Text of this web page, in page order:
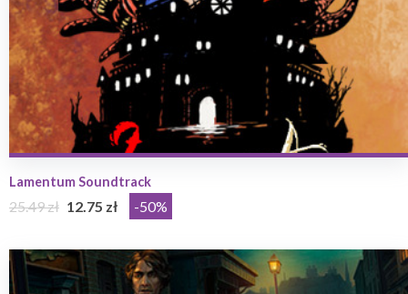
Lamentum Soundtrack
25.49 zł 12.75 zł -50%